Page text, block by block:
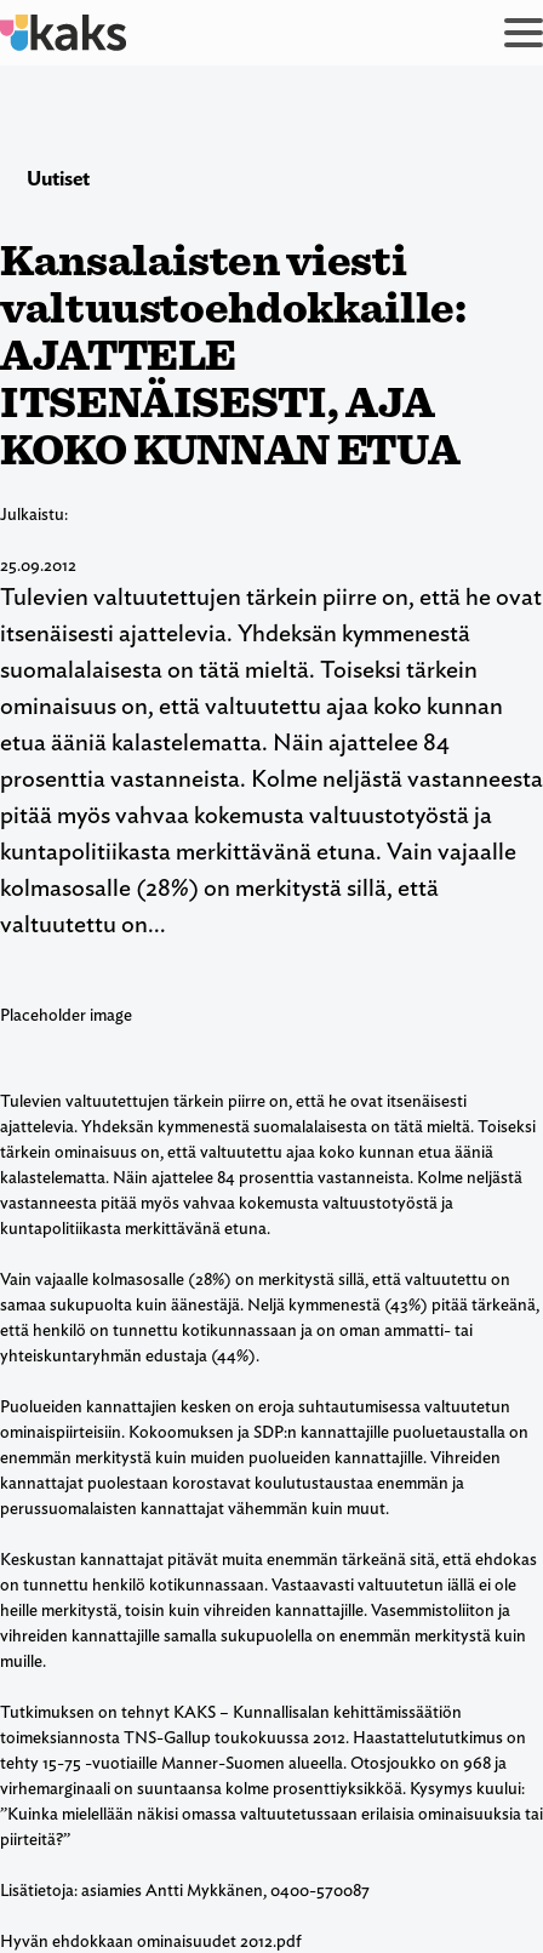
Siirry
sisältöön
Uutiset
Kansalaisten viesti
valtuustoehdokkaille:
AJATTELE
ITSENÄISESTI, AJA
KOKO KUNNAN ETUA
Julkaistu:
25.09.2012
Tulevien valtuutettujen tärkein piirre on, että he ovat
itsenäisesti ajattelevia. Yhdeksän kymmenestä
suomalalaisesta on tätä mieltä. Toiseksi tärkein
ominaisuus on, että valtuutettu ajaa koko kunnan
etua ääniä kalastelematta. Näin ajattelee 84
prosenttia vastanneista. Kolme neljästä vastanneesta
pitää myös vahvaa kokemusta valtuustotyöstä ja
kuntapolitiikasta merkittävänä etuna. Vain vajaalle
kolmasosalle (28%) on merkitystä sillä, että
valtuutettu on…
Tulevien valtuutettujen tärkein piirre on, että he ovat itsenäisesti
ajattelevia. Yhdeksän kymmenestä suomalalaisesta on tätä mieltä. Toiseksi
tärkein ominaisuus on, että valtuutettu ajaa koko kunnan etua ääniä
kalastelematta. Näin ajattelee 84 prosenttia vastanneista. Kolme neljästä
vastanneesta pitää myös vahvaa kokemusta valtuustotyöstä ja
kuntapolitiikasta merkittävänä etuna.
Vain vajaalle kolmasosalle (28%) on merkitystä sillä, että valtuutettu on
samaa sukupuolta kuin äänestäjä. Neljä kymmenestä (43%) pitää tärkeänä,
että henkilö on tunnettu kotikunnassaan ja on oman ammatti- tai
yhteiskuntaryhmän edustaja (44%).
Puolueiden kannattajien kesken on eroja suhtautumisessa valtuutetun
ominaispiirteisiin. Kokoomuksen ja SDP:n kannattajille puoluetaustalla on
enemmän merkitystä kuin muiden puolueiden kannattajille. Vihreiden
kannattajat puolestaan korostavat koulutustaustaa enemmän ja
perussuomalaisten kannattajat vähemmän kuin muut.
Keskustan kannattajat pitävät muita enemmän tärkeänä sitä, että ehdokas
on tunnettu henkilö kotikunnassaan. Vastaavasti valtuutetun iällä ei ole
heille merkitystä, toisin kuin vihreiden kannattajille. Vasemmistoliiton ja
vihreiden kannattajille samalla sukupuolella on enemmän merkitystä kuin
muille.
Tutkimuksen on tehnyt KAKS – Kunnallisalan kehittämissäätiön
toimeksiannosta TNS-Gallup toukokuussa 2012. Haastattelututkimus on
tehty 15-75 -vuotiaille Manner-Suomen alueella. Otosjoukko on 968 ja
virhemarginaali on suuntaansa kolme prosenttiyksikköä. Kysymys kuului:
”Kuinka mielellään näkisi omassa valtuutetussaan erilaisia ominaisuuksia tai
piirteitä?”
Lisätietoja: asiamies Antti Mykkänen, 0400-570087
Hyvän ehdokkaan ominaisuudet 2012.pdf